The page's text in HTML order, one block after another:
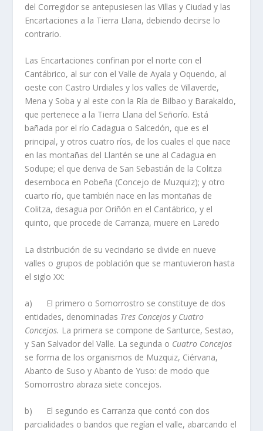
del Corregidor se antepusiesen las Villas y Ciudad y las
Encartaciones a la Tierra Llana, debiendo decirse lo
contrario.
Las Encartaciones confinan por el norte con el
Cantábrico, al sur con el Valle de Ayala y Oquendo, al
oeste con Castro Urdiales y los valles de Villaverde,
Mena y Soba y al este con la Rí­a de Bilbao y Barakaldo,
que pertenece a la Tierra Llana del Señorí­o. Está
bañada por el rí­o Cadagua o Salcedón, que es el
principal, y otros cuatro rí­os, de los cuales el que nace
en las montañas del Llantén se une al Cadagua en
Sodupe; el que deriva de San Sebastián de la Colitza
desemboca en Pobeña (Concejo de Muzquiz); y otro
cuarto rí­o, que también nace en las montañas de
Colitza, desagua por Oriñón en el Cantábrico, y el
quinto, que procede de Carranza, muere en Laredo
La distribución de su vecindario se divide en nueve
valles o grupos de población que se mantuvieron hasta
el siglo XX:
a) El primero o Somorrostro se constituye de dos
entidades, denominadas Tres Concejos y Cuatro
Concejos. La primera se compone de Santurce, Sestao,
y San Salvador del Valle. La segunda o Cuatro Concejos
se forma de los organismos de Muzquiz, Ciérvana,
Abanto de Suso y Abanto de Yuso: de modo que
Somorrostro abraza siete concejos.
b) El segundo es Carranza que contó con dos
parcialidades o bandos que regí­an el valle, abarcando el